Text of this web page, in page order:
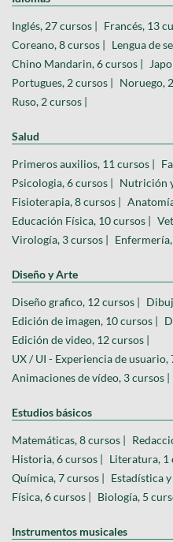
Inglés, 27 cursos | Francés, 13
Coreano, 8 cursos | Lengua de
Chino Mandarin, 6 cursos |
Portugues, 2 cursos | Noruego,
Ruso, 2 cursos |
Salud
Primeros auxilios, 11 cursos |
Psicologia, 6 cursos | Nutrición
Fisioterapia, 8 cursos |
Educación Física, 10 cursos |
Virología, 3 cursos |
Diseño y Arte
Diseño grafico, 12 cursos |
Edición de imagen, 10 cursos |
Edición de video, 12 cursos |
UX / UI - Experiencia de usuario,
Animaciones de vídeo, 3 cursos |
Estudios básicos
Matemáticas, 8 cursos |
Historia, 6 cursos | Literatura, 1
Química, 7 cursos | Estadística
Física, 6 cursos | Biología, 5
Instrumentos musicales